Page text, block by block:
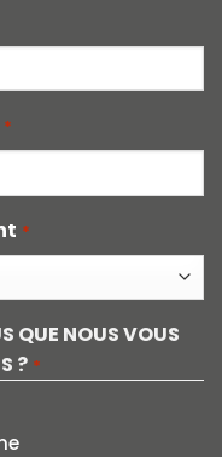
*
*
QUE NOUS VOUS
? *